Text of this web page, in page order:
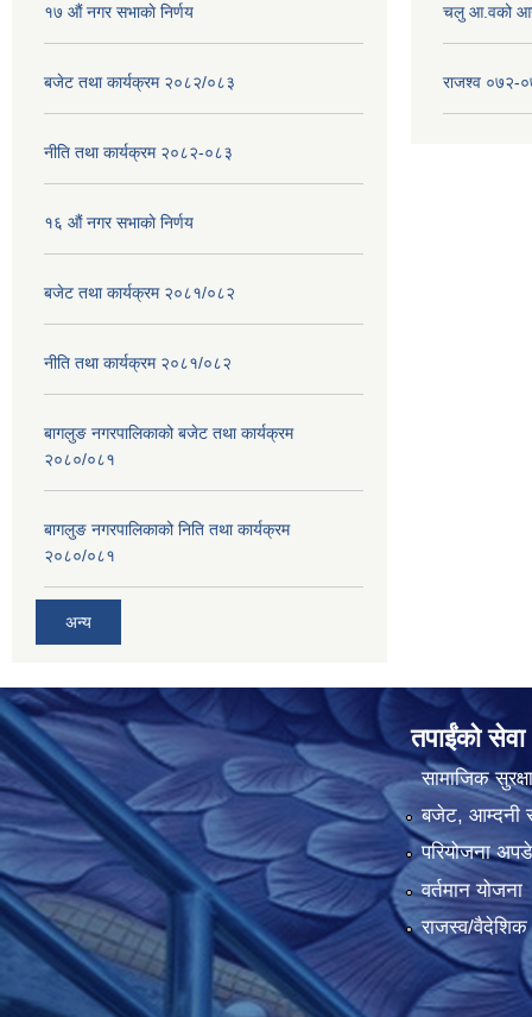
१७ ‌‍औं नगर सभाकाे निर्णय
बजेट तथा कार्यक्रम २०८२/०८३
नीति तथा कार्यक्रम २०८२-०८३
१६ ‌औं नगर सभाकाे निर्णय
बजेट तथा कार्यक्रम २०८१/०८२
नीति तथा कार्यक्रम २०८१/०८२
बागलुङ नगरपालिकाको बजेट तथा कार्यक्रम
२०८०/०८१
बागलुङ नगरपालिकाको निति तथा कार्यक्रम
२०८०/०८१
अन्य
चलु आ.वको
राजश्व ०७२-
तपाईंको सेवा
सामाजिक सुरक्षा
बजेट, आम्दनी
परियोजना
वर्तमान योजना
राजस्व/वैदेशिक